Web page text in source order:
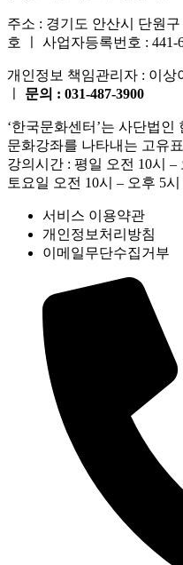
주소 : 경기도 안산시 단원
호 ㅣ 사업자등록번호 : 441-
개인정보 책임관리자 : 이상
문의 : 031-487-3900
‘한국문화센터’는 사단법인
문화강좌를 나타내는 고유
강의시간 : 평일 오전 10시 –
토요일 오전 10시 – 오후 5시
서비스 이용약관
개인정보처리방침
이메일무단수집거부